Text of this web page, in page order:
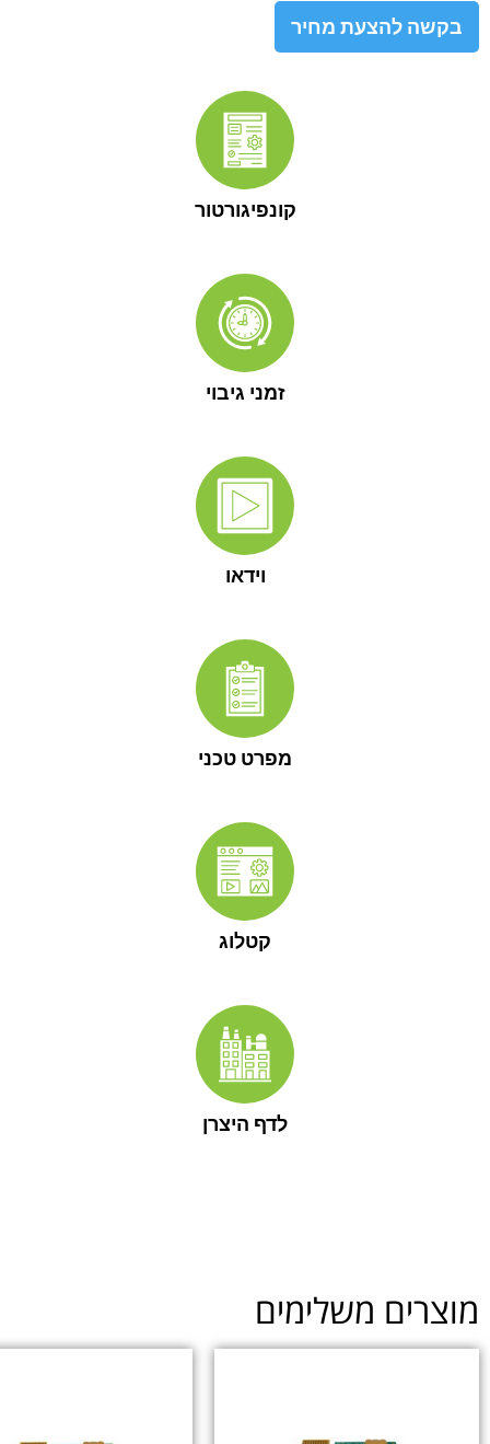
להצעת מחיר
קונפיגורטור
זמני גיבוי
מפרט טכני
לדף היצרן
משלימים